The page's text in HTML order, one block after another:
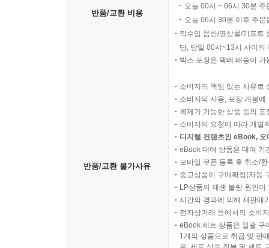
반품/교환 비용
오늘 00시 ~ 06시 30분
오늘 06시 30분 이후 주
직수입 음반/영상물/기프트
단, 당일 00시~13시 사이의
박스 포장은 택배 배송이
반품/교환 불가사유
소비자의 책임 있는 사유로
소비자의 사용, 포장 개봉
복제가 가능한 상품 등의
소비자의 요청에 따라 개별
디지털 컨텐츠인 eBook,
eBook 대여 상품은 대여 기
모바일 쿠폰 등록 후 취소/
중고상품이 구매확정(자동
LP상품의 재생 불량 원인
시간의 경과에 의해 재판매
전자상거래 등에서의 소비
eBook 세트 상품은 일괄 구
1개의 상품으로 취급 및 판